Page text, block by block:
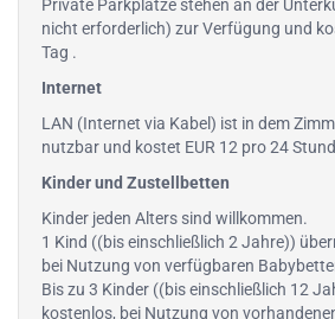
Private Parkplätze stehen an der
nicht erforderlich) zur Verfügung und
Tag .
Internet
LAN (Internet via Kabel) ist in dem
nutzbar und kostet EUR 12 pro 24
Kinder und Zustellbetten
Kinder jeden Alters sind willkommen.
1 Kind ((bis einschließlich 2 Jahre))
bei Nutzung von verfügbaren
Bis zu 3 Kinder ((bis einschließlich 12
kostenlos, bei Nutzung von